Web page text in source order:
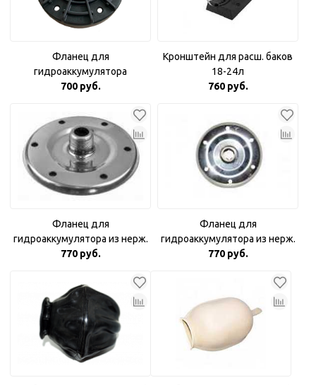
Фланец для
гидроаккумулятора
пластиковый 1"
700 руб.
Кронштейн для расш. баков
18-24л
760 руб.
Фланец для
гидроаккумулятора из нерж.
стали 3/4"
770 руб.
Фланец для
гидроаккумулятора из нерж.
стали 1"
770 руб.